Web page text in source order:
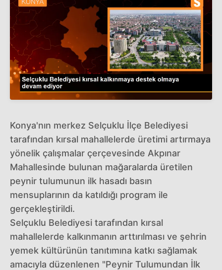
Konya'nın merkez Selçuklu İlçe Belediyesi
tarafından kırsal mahallelerde üretimi artırmaya
yönelik çalışmalar çerçevesinde Akpınar
Mahallesinde bulunan mağaralarda üretilen
peynir tulumunun ilk hasadı basın
mensuplarının da katıldığı program ile
gerçekleştirildi.
Selçuklu Belediyesi tarafından kırsal
mahallelerde kalkınmanın arttırılması ve şehrin
yemek kültürünün tanıtımına katkı sağlamak
amacıyla düzenlenen "Peynir Tulumundan İlk